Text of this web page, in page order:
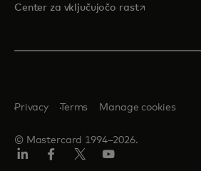
Center za vključujočo rastopens in a
© Mastercard 1994–2026.
Privacy Terms Manage cookies